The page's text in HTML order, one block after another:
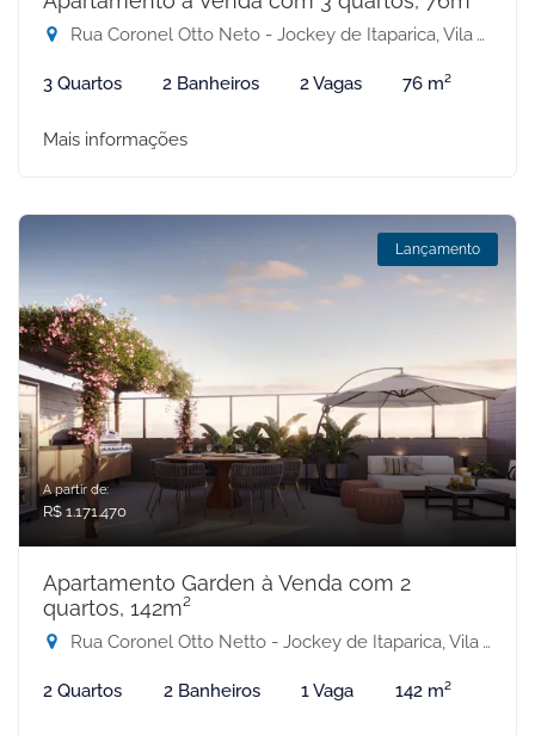
Rua Coronel Otto Neto - Jockey de Itaparica, Vila Velha-ES
3 Quartos 2 Banheiros 2 Vagas 76 m²
Mais informações
Lançamento
A partir de:
R$ 1.171.470
Apartamento Garden à Venda com 2
quartos, 142m²
Rua Coronel Otto Netto - Jockey de Itaparica, Vila Velha-ES
2 Quartos 2 Banheiros 1 Vaga 142 m²